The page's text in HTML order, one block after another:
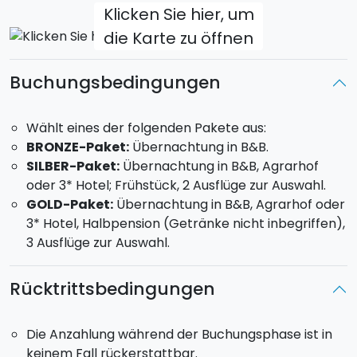
Exkursion auf dem Katamaran
Private Tour mit lokalem Guide
ERICE - 30 Minuten von Trapani entfernt
Erice oder Monte San Giuliano gehört zu den
Touristenorten mit dem eindrucksvollsten und
Höhe von 750 m, um die Stadt in all seiner
mittelalterlichen Pracht inmitten unzähliger Gassen
und Innenhöfe zu bewundern. Hier scheint die Zeit
stehen geblieben zu sein.
Die besten Ausflüge in Erice:
Private Tour mit lokalem Guide
ÄGADISCHE INSELN
Für Liebhaber des Meeres und der unberührten Natur
Muss. Sie liegen in herrlichem kristallklarem Wasser
Klicken Sie hier, um
die Karte zu öffnen
Buchungsbedingungen
Wählt eines der folgenden Pakete aus:
BRONZE-Paket:Übernachtung in B&B.
SILBER-Paket:Übernachtung in B&B, Agrarhof
oder 3* Hotel; Frühstück, 2 Ausflüge zur Auswahl.
GOLD-Paket:Übernachtung in B&B, Agrarhof oder
3* Hotel, Halbpension (Getränke nicht inbegriffen),
3 Ausflüge zur Auswahl.
Rücktrittsbedingungen
Die Anzahlung während der Buchungsphase ist in